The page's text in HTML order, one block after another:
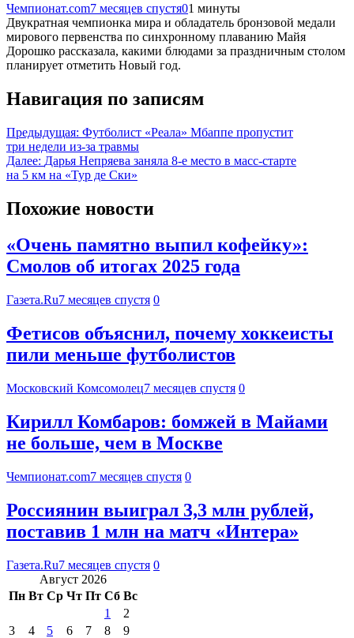
Чемпионат.com7 месяцев спустя01 минуты
Двукратная чемпионка мира и обладатель бронзовой медали
мирового первенства по синхронному плаванию Майя
Дорошко рассказала, какими блюдами за праздничным столом
планирует отметить Новый год.
Навигация по записям
Предыдущая: Футболист «Реала» Мбаппе пропустит
три недели из-за травмы
Далее: Дарья Непряева заняла 8-е место в масс-старте
на 5 км на «Тур де Ски»
Похожие новости
«Очень памятно выпил кофейку»:
Смолов об итогах 2025 года
Газета.Ru7 месяцев спустя 0
Фетисов объяснил, почему хоккеисты
пили меньше футболистов
Московский Комсомолец7 месяцев спустя 0
Кирилл Комбаров: бомжей в Майами
не больше, чем в Москве
Чемпионат.com7 месяцев спустя 0
Россиянин выиграл 3,3 млн рублей,
поставив 1 млн на матч «Интера»
Газета.Ru7 месяцев спустя 0
Август 2026
Пн Вт Ср Чт Пт Сб Вс
1
2
3
4 5 6 7 8
9